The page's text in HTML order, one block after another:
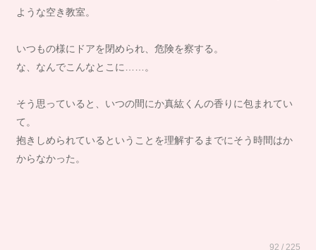
ような空き教室。
いつもの様にドアを閉められ、危険を察する。
な、なんでこんなとこに……。
そう思っていると、いつの間にか真紘くんの香りに包まれてい
て。
抱きしめられているということを理解するまでにそう時間はか
からなかった。
92 / 225